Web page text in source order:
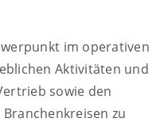
im operativen
Aktivitäten und
sowie den
zu